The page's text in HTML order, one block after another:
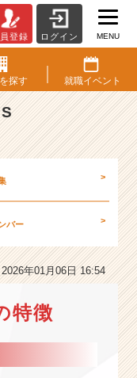
登録 ログイン MENU
探す 就職イベント
>
バー >
年01月06日 16:54
特徴